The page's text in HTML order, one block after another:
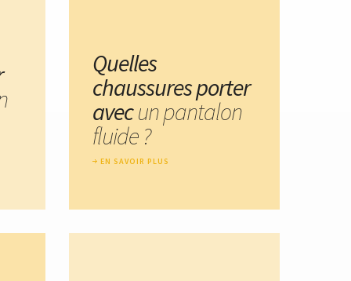
Quelles
chaussures porter
avecun pantalon
fluide ?
EN SAVOIR PLUS